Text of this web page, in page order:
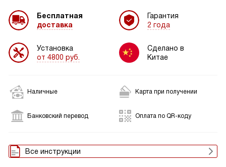
Бесплатная
доставка
Установка
от 4800 руб.
Гарантия
2 года
Сделано в
Китае
Наличные Карта при получении
Банковский перевод Оплата по QR-коду
Все инструкции